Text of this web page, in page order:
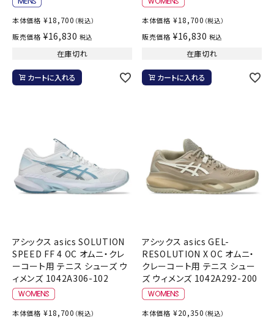
本体価格 ¥18,700 （税込）
販売価格 ¥16,830 税込
在庫切れ
カートに入れる
本体価格 ¥18,700 （税込）
販売価格 ¥16,830 税込
在庫切れ
カートに入れる
アシックス asics SOLUTION
SPEED FF 4 OC オムニ・クレ
ーコート用 テニス シューズ ウ
ィメンズ 1042A306-102
本体価格 ¥18,700 （税込）
アシックス asics GEL-
RESOLUTION X OC オムニ・
クレーコート用 テニス シュー
ズ ウィメンズ 1042A292-200
本体価格 ¥20,350 （税込）